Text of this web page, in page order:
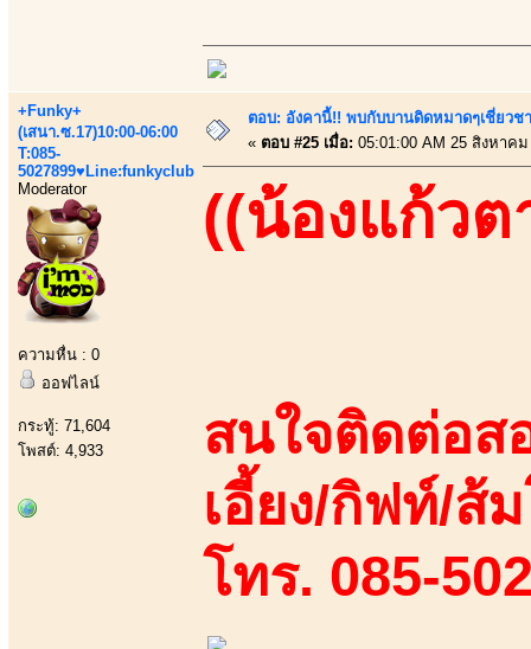
+Funky+
(เสนา.ซ.17)10:00-06:00
T:085-
5027899♥Line:funkyclub
Moderator
ความหื่น : 0
ออฟไลน์
กระทู้: 71,604
โพสต์: 4,933
ตอบ: อังคานี้!! พบกับบานดิดหมาดๆเชี่ยวช
« ตอบ #25 เมื่อ: 05:01:00 AM 25 สิงหาคม
((น้องแก้วต
สนใจติดต่อส
เอี้ยง/กิฟท์/ส้
โทร. 085-